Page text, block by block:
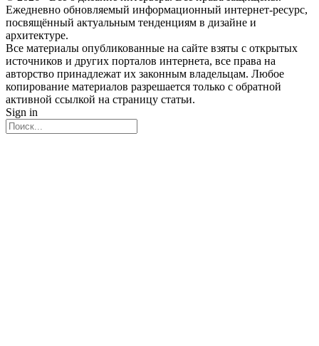
Ежедневно обновляемый информационный интернет-ресурс,
посвящённый актуальным тенденциям в дизайне и
архитектуре.
Все материалы опубликованные на сайте взяты с открытых
источников и других порталов интернета, все права на
авторство принадлежат их законным владельцам. Любое
копирование материалов разрешается только с обратной
активной ссылкой на страницу статьи.
Sign in